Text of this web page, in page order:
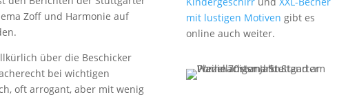
Zoff und Harmonie auf
über die Beschicker
bei wichtigen
oft arrogant, aber mit wenig
mit lustigen Motiven gibt es
online auch weiter.